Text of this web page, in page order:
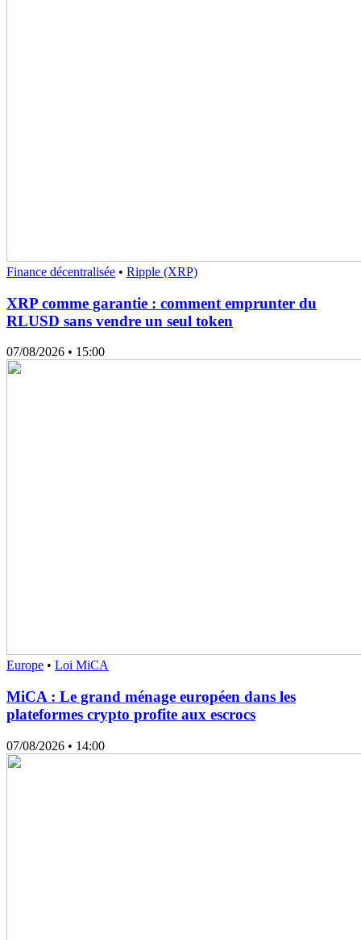
Finance décentralisée • Ripple (XRP)
XRP comme garantie : comment emprunter du
RLUSD sans vendre un seul token
07/08/2026 • 15:00
Europe • Loi MiCA
MiCA : Le grand ménage européen dans les
plateformes crypto profite aux escrocs
07/08/2026 • 14:00